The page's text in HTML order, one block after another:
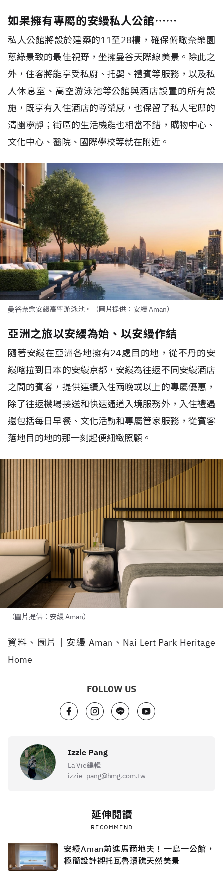
如果擁有專屬的安縵私人公館⋯⋯
私人公館將設於建築的11至28樓，確保俯瞰奈樂園
蔥綠景致的最佳視野，坐擁曼谷天際線美景。除此之
外，住客將能享受私廚、托嬰、禮賓等服務，以及私
人休息室、高空游泳池等公館與酒店設置的所有設
施，既享有入住酒店的尊榮感，也保留了私人宅邸的
清幽寧靜；街區的生活機能也相當不錯，購物中心、
文化中心、醫院、國際學校等就在附近。
曼谷奈樂安縵高空游泳池。（圖片提供：安縵 Aman）
亞洲之旅以安縵為始、以安縵作結
隨著安縵在亞洲各地擁有24處目的地，從不丹的安
縵喀拉到日本的安縵京都，安縵為往返不同安縵酒店
之間的賓客，提供連續入住兩晚或以上的專屬優惠，
除了往返機場接送和快速通道入境服務外，入住禮遇
還包括每日早餐、文化活動和專屬管家服務，從賓客
落地目的地的那一刻起便細緻照顧。
（圖片提供：安縵 Aman）
資料、圖片｜安縵 Aman、Nai Lert Park Heritage
Home
FOLLOW US
Izzie Pang
La Vie編輯
izzie_pang@hmg.com.tw
延伸閱讀
RECOMMEND
安縵Aman前進馬爾地夫！一島一公館，
極簡設計襯托瓦魯環礁天然美景